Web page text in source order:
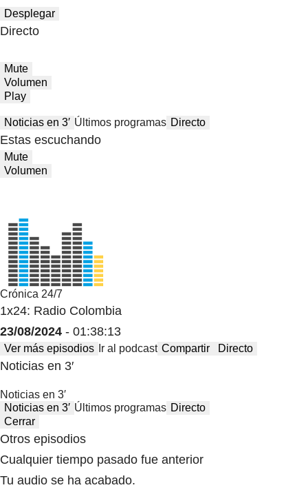
Desplegar
Directo
Mute
Volumen
Play
Noticias en 3′ Últimos programas Directo
Estas escuchando
Mute
Volumen
Crónica 24/7
1x24: Radio Colombia
23/08/2024 - 01:38:13
Ver más episodios Ir al podcast Compartir Directo
Noticias en 3′
Noticias en 3′
Noticias en 3′ Últimos programas Directo
Cerrar
Otros episodios
Cualquier tiempo pasado fue anterior
Tu audio se ha acabado.